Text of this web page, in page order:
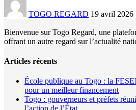
TOGO REGARD 19 avril 2026
Bienvenue sur Togo Regard, une
offrant un autre regard sur l’actualité
Articles récents
École publique au Togo : la
pour un meilleur financement
Togo : gouverneurs et préfets